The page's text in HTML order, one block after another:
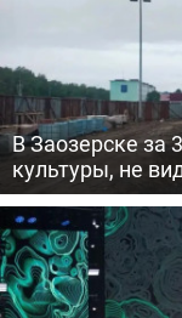
В Заозерске за
культуры, не